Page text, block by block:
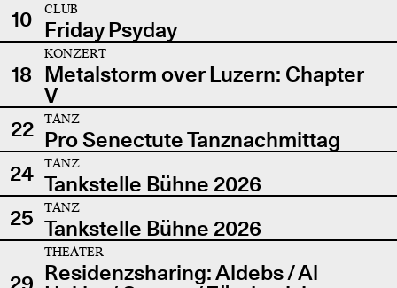
10
CLUB
Friday Psyday
18
KONZERT
Metalstorm over Luzern: Chapter
V
22
TANZ
Pro Senectute Tanznachmittag
24
TANZ
Tankstelle Bühne 2026
25
TANZ
Tankstelle Bühne 2026
THEATER
Residenzsharing: Aldebs / Al